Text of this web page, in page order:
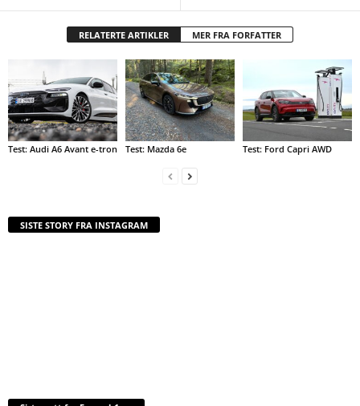
RELATERTE ARTIKLER MER FRA FORFATTER
Test: Audi A6 Avant e-tron Test: Mazda 6e Test: Ford Capri AWD
SISTE STORY FRA INSTAGRAM